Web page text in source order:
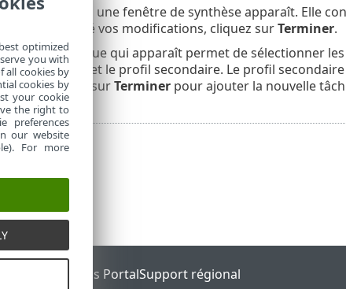
suivante, une fenêtre de synthèse apparaît. Elle
avez terminé vos modifications, cliquez surTerminer.
boîte de dialogue qui apparaît permet de sélectionner
principal et le profil secondaire. Le profil
Cliquez surTerminerpour ajouter la nouvelle
ESET Status PortalSupport régional
optimized
you with
all cookies by
cookies by
your cookie
the right to
preferences
our website
For more